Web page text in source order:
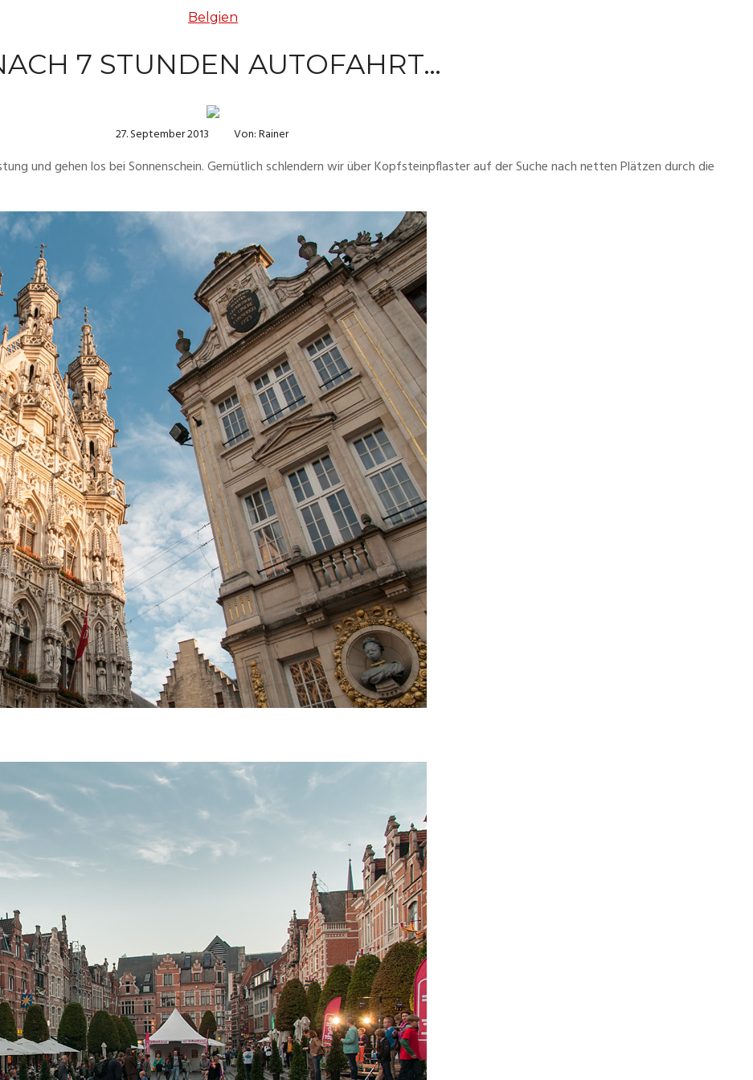
Belgien
7 STUNDEN AUTOFAHRT…
27. September 2013 Von: Rainer
und gehen los bei Sonnenschein. Gemütlich schlendern wir über Kopfsteinpflaster auf der Suche nach netten Plätzen durch die